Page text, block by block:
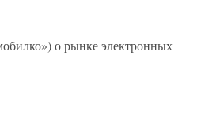
о рынке электронных